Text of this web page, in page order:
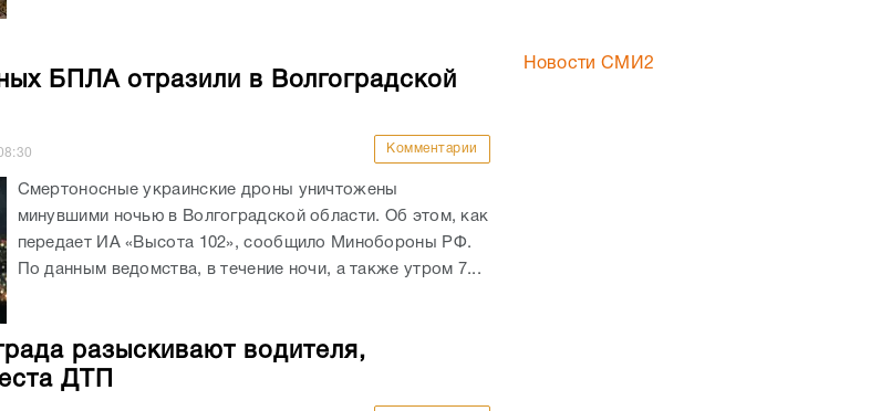
БПЛА отразили в Волгоградской
Комментарии
Смертоносные украинские дроны уничтожены
минувшими ночью в Волгоградской области. Об этом, как
передает ИА «Высота 102», сообщило Минобороны РФ.
По данным ведомства, в течение ночи, а также утром 7...
разыскивают водителя,
ДТП
Новости СМИ2